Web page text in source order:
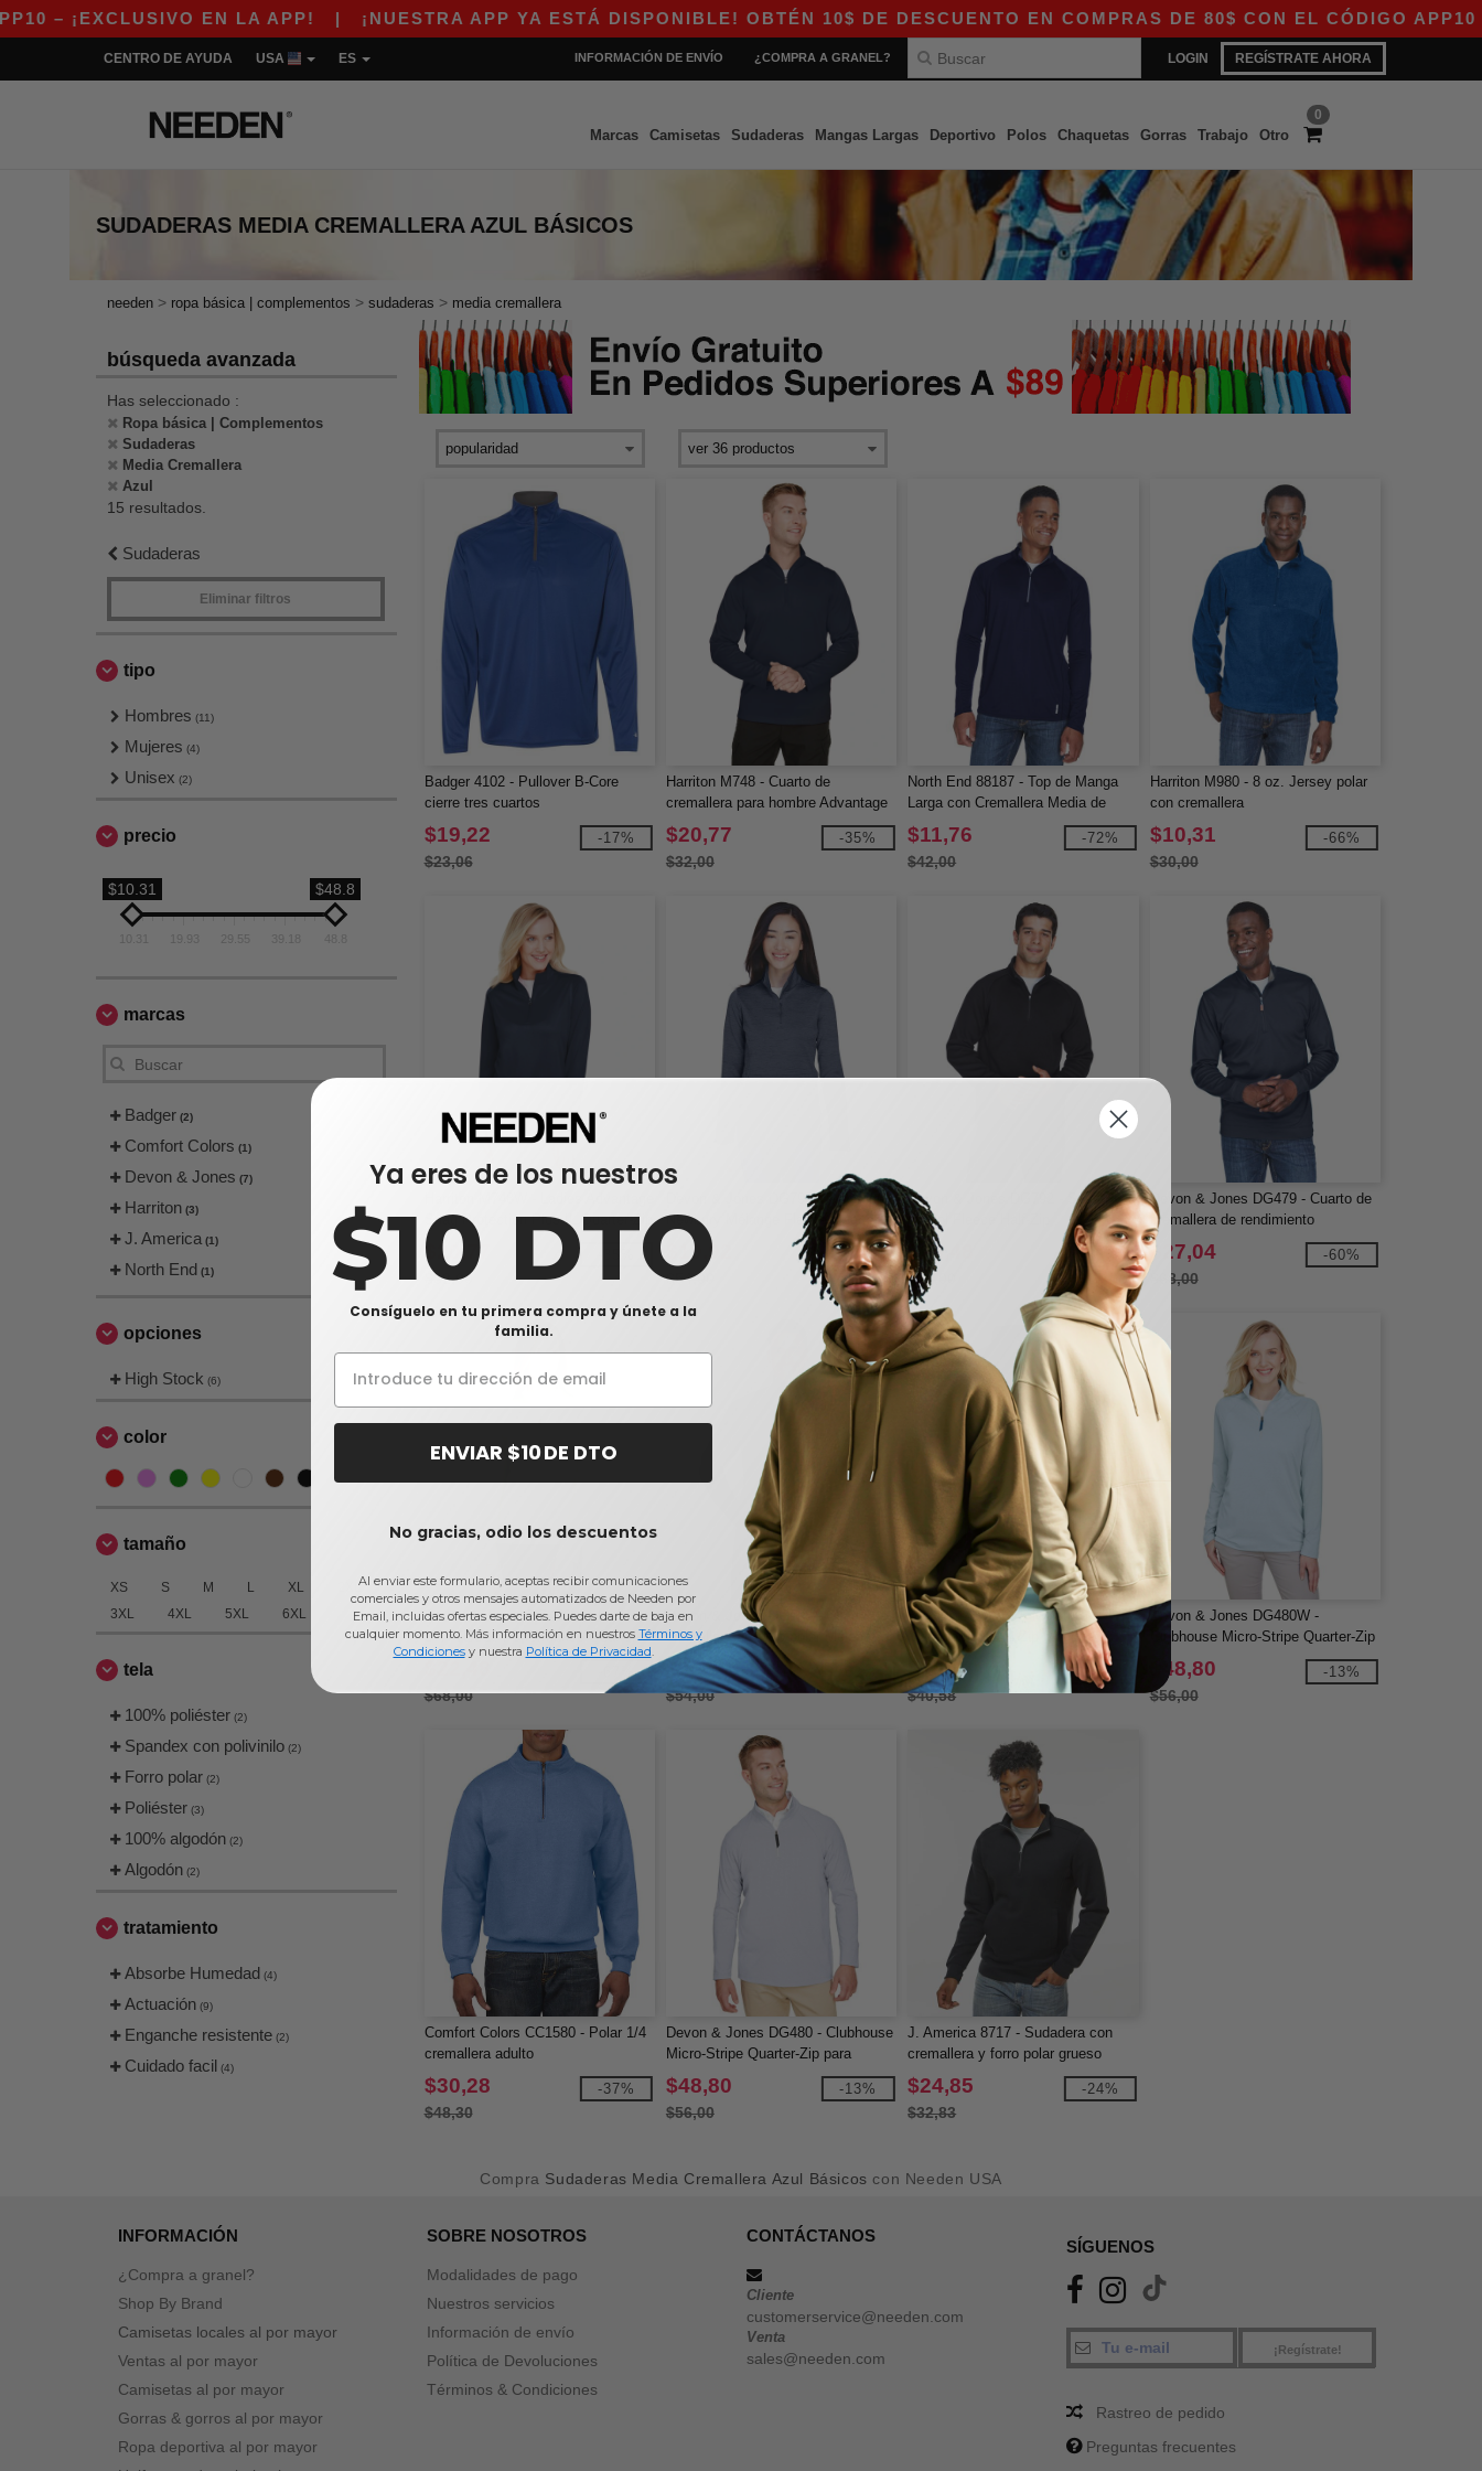
¡EXCLUSIVO EN LA APP!|¡NUESTRA APP YA ESTÁ DISPONIBLE! OBTÉN 10$ DE DESCUENTO EN COMPRAS DE 80$ CON EL CÓDIGO APP10 –
LOGIN REGÍSTRATE AHORA
CENTRO DE AYUDA USA ES INFORMACIÓN DE ENVÍO ¿COMPRA A GRANEL?
0
Marcas Camisetas Sudaderas Mangas Largas Deportivo Polos Chaquetas Gorras Trabajo Otro
SUDADERAS MEDIA CREMALLERA AZUL BÁSICOS
needen > ropa básica | complementos > sudaderas > media cremallera
búsqueda avanzada
Has seleccionado :
Ropa básica | Complementos
Sudaderas
Media Cremallera
Azul
15 resultados.
Sudaderas
Eliminar filtros
tipo
Hombres (11)
Mujeres (4)
Unisex (2)
precio
$10.31 $48.8
10.31 19.93 29.55 39.18 48.8
marcas
Badger (2)
Comfort Colors (1)
Devon & Jones (7)
Harriton (3)
J. America (1)
North End (1)
opciones
High Stock (6)
color
tamaño
XS S M L XL
2XL
3XL
4XL 5XL 6XL
tela
100% poliéster (2)
Spandex con polivinilo (2)
Forro polar (2)
Poliéster (3)
100% algodón (2)
Algodón (2)
tratamiento
Absorbe Humedad (4)
Actuación (9)
Enganche resistente (2)
Cuidado facil (4)
Badger 4102 - Pullover B-Core
cierre tres cuartos
$19,22
$23,06
-17%
Harriton M748 - Cuarto de
cremallera para hombre Advantage
Snag Protection Plus IL
$20,77
$32,00
-35%
North End 88187 - Top de Manga
Larga con Cremallera Media de
Rendimiento Radar
$11,76
$42,00
-72%
Harriton M980 - 8 oz. Jersey polar
con cremallera
$10,31
$30,00
-66%
Snag Protection Plus IL Quarter-Zip
$20,77
$32,00
Devon & Jones DG798W - Damas
Newbury Mélange Fleece Quarter-
$19,92
$54,00
-63%
Devon & Jones DG792 - Suéter
Bristol Fleece Half-Zip
$24,48
$52,00
-53%
Devon & Jones DG479 - Cuarto de
cremallera de rendimiento
DRYTEC20 para hombre
$27,04
$68,00
-60%
Devon & Jones DG479W - Ladies
DRYTEC20 Performance Quarter-
Zip
$68,00
-67%
Devon & Jones DG798 - Cuarto de
cremallera de forro polar Mélange
Newbury para hombre
$20,64
$54,00
-62%
Badger 1480 - BT5 Moisture-
Management 1/4 Zip Mockneck
$28,36
$40,58
-30%
Devon & Jones DG480W -
Clubhouse Micro-Stripe Quarter-Zip
para damas CrownLux Performance
$48,80
$56,00
-13%
Comfort Colors CC1580 - Polar 1/4
cremallera adulto
$30,28
$48,30
-37%
Devon & Jones DG480 - Clubhouse
Micro-Stripe Quarter-Zip para
hombre CrownLux Performance
$48,80
$56,00
-13%
J. America 8717 - Sudadera con
cremallera y forro polar grueso
$24,85
$32,83
-24%
Compra Sudaderas Media Cremallera Azul Básicos con Needen USA
INFORMACIÓN
¿Compra a granel?
Shop By Brand
Camisetas locales al por mayor
Ventas al por mayor
Camisetas al por mayor
Gorras & gorros al por mayor
Ropa deportiva al por mayor
SOBRE NOSOTROS
Modalidades de pago
Nuestros servicios
Información de envío
Política de Devoluciones
Términos & Condiciones
CONTÁCTANOS
Cliente
customerservice@needen.com
Venta
sales@needen.com
SÍGUENOS
¡Regístrate!
Rastreo de pedido
Preguntas frecuentes
Ya eres de los nuestros
$10 DTO
Consíguelo en tu primera compra y únete a la
familia.
ENVIAR $10 DE DTO
No gracias, odio los descuentos
Al enviar este formulario, aceptas recibir comunicaciones
comerciales y otros mensajes automatizados de Needen por
Email, incluidas ofertas especiales. Puedes darte de baja en
cualquier momento. Más información en nuestros Términos y
Condicionesy nuestra Política de Privacidad.